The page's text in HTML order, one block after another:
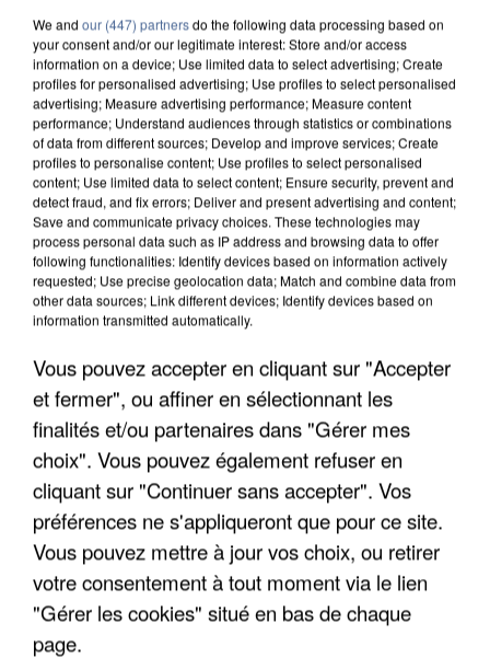
APRÈS TOUTES CES CANICULES, LES REFUGES
DE FAUNE SAUVAGE SONT...
We and our (447) partnersdo the following data processing based on
your consent and/or our legitimate interest: Store and/or access
information on a device; Use limited data to select advertising; Create
profiles for personalised advertising; Use profiles to select personalised
advertising; Measure advertising performance; Measure content
performance; Understand audiences through statistics or combinations
of data from different sources; Develop and improve services; Create
profiles to personalise content; Use profiles to select personalised
content; Use limited data to select content; Ensure security, prevent and
detect fraud, and fix errors; Deliver and present advertising and content;
Save and communicate privacy choices. These technologies may
process personal data such as IP address and browsing data to offer
following functionalities: Identify devices based on information actively
requested; Use precise geolocation data; Match and combine data from
other data sources; Link different devices; Identify devices based on
information transmitted automatically.
Vous pouvez accepter en cliquant sur "Accepter
et fermer", ou affiner en sélectionnant les
finalités et/ou partenaires dans "Gérer mes
choix". Vous pouvez également refuser en
cliquant sur "Continuer sans accepter". Vos
préférences ne s'appliqueront que pour ce site.
Vous pouvez mettre à jour vos choix, ou retirer
votre consentement à tout moment via le lien
"Gérer les cookies" situé en bas de chaque
page.